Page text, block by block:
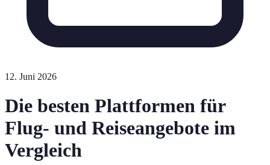
12. Juni 2026
Die besten Plattformen für
Flug- und Reiseangebote im
Vergleich